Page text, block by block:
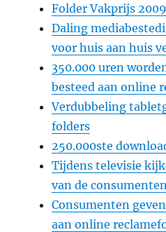
Folder Vakprijs
Daling
voor huis aan huis
350.000 uren
besteed aan online
Verdubbeling
folders
250.000ste
Tijdens televisie
van de
Consumenten
aan online